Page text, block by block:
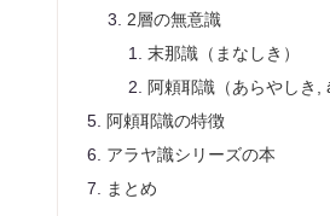
2層の無意識
末那識（まなしき）
阿頼耶識（あらやしき,
阿頼耶識の特徴
アラヤ識シリーズの本
まとめ